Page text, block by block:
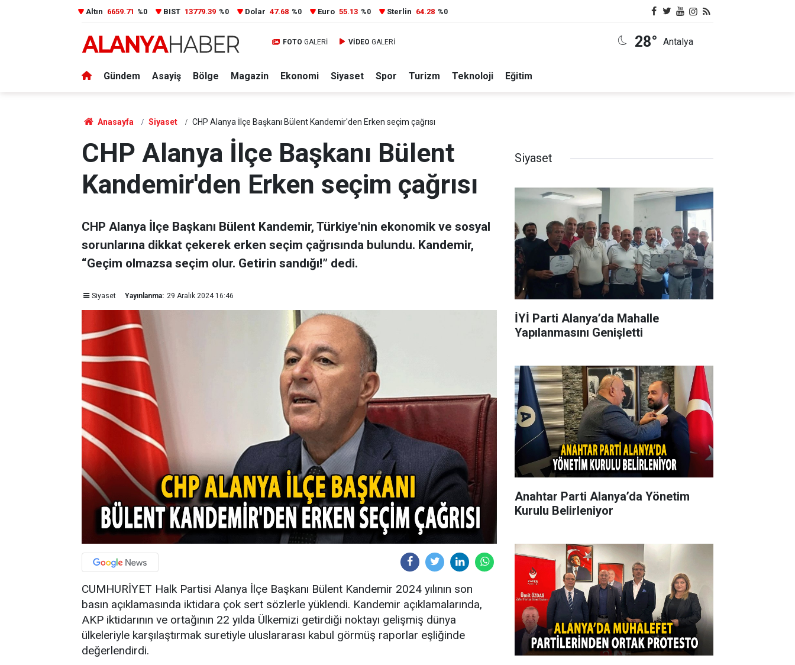
Altın 6659.71 %0 BIST 13779.39 %0 Dolar 47.68 %0 Euro 55.13 %0 Sterlin 64.28 %0
FOTO GALERİ VİDEO GALERİ 28° Antalya
Gündem Asayiş Bölge Magazin Ekonomi Siyaset Spor Turizm Teknoloji Eğitim
Anasayfa Siyaset CHP Alanya İlçe Başkanı Bülent Kandemir'den Erken seçim çağrısı
CHP Alanya İlçe Başkanı Bülent
Kandemir'den Erken seçim çağrısı
CHP Alanya İlçe Başkanı Bülent Kandemir, Türkiye'nin ekonomik ve sosyal
sorunlarına dikkat çekerek erken seçim çağrısında bulundu. Kandemir,
“Geçim olmazsa seçim olur. Getirin sandığı!” dedi.
Siyaset Yayınlanma: 29 Aralık 2024 16:46
CUMHURİYET Halk Partisi Alanya İlçe Başkanı Bülent Kandemir 2024 yılının son
basın açıklamasında iktidara çok sert sözlerle yüklendi. Kandemir açıklamalarında,
AKP iktidarının ve ortağının 22 yılda Ülkemizi getirdiği noktayı gelişmiş dünya
ülkeleriyle karşılaştırmak suretiyle uluslararası kabul görmüş raporlar eşliğinde
değerlendirdi.
Siyaset
İYİ Parti Alanya’da Mahalle
Yapılanmasını Genişletti
Anahtar Parti Alanya’da Yönetim
Kurulu Belirleniyor